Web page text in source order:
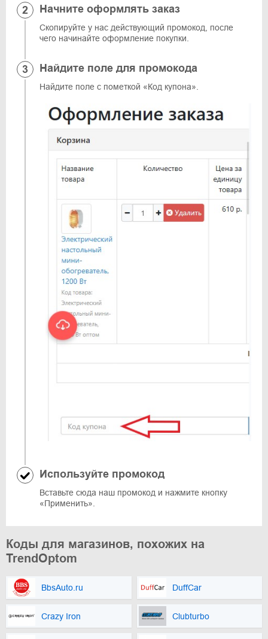
Начните оформлять заказ
Скопируйте у нас действующий промокод, после
чего начинайте оформление покупки.
Найдите поле для промокода
Найдите поле с пометкой «Код купона».
Используйте промокод
Вставьте сюда наш промокод и нажмите кнопку
«Применить».
Коды для магазинов, похожих на
TrendOptom
BbsAuto.ru DuffCar
Crazy Iron Clubturbo